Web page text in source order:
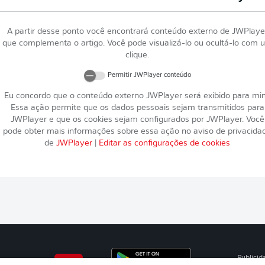
A partir desse ponto você encontrará conteúdo externo de
que complementa o artigo. Você pode visualizá-lo ou ocultá-lo com
clique.
Permitir JWPlayerconteúdo
Eu concordo que o conteúdo externo JWPlayerserá exibido para
Essa ação permite que os dados pessoais sejam transmitidos para
JWPlayere que os cookies sejam configurados por JWPlayer. Você
pode obter mais informações sobre essa ação no aviso de
de JWPlayer Editar as configurações de cookies